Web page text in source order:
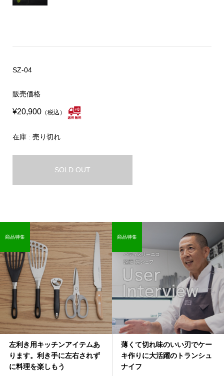
SZ-04
販売価格
¥20,900（税込）
在庫 : 売り切れ
SOLD OUT
左利き用キッチンアイテムあ
ります。利き手に左右されず
に料理を楽しもう
商品特集
薄くて切れ味のいい刃でケー
キ作りに大活躍のトランシュ
ナイフ
商品特集